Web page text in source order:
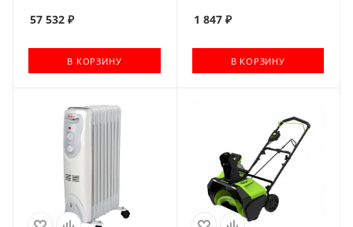
стартер12в }
57 532 ₽
В КОРЗИНУ
1 847₽
В КОРЗИНУ